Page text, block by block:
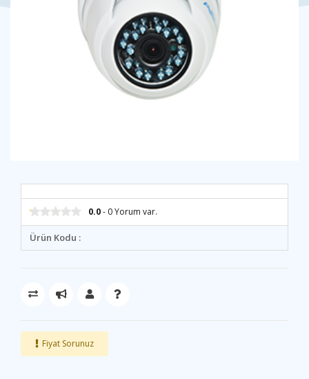
0.0- 0 Yorum var.
Ürün Kodu :
Fiyat Sorunuz